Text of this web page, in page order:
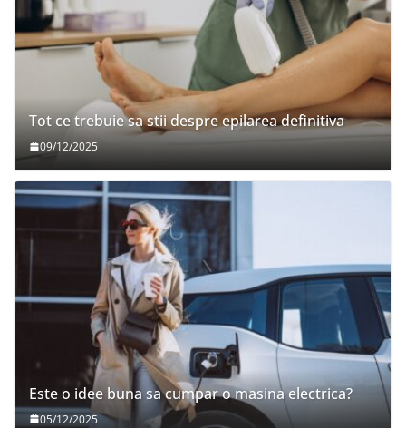
Tot ce trebuie sa stii despre epilarea definitiva
09/12/2025
Este o idee buna sa cumpar o masina electrica?
05/12/2025